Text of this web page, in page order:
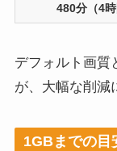
480分（4時
デフォルト画質
が、大幅な削減
1GBまでの目